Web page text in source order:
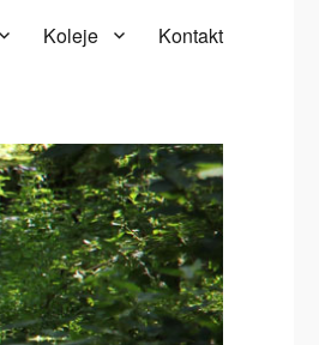
Koleje Kontakt